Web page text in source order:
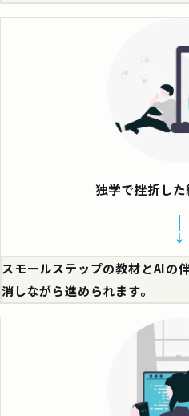
独学で挫折し
スモールステップの教材とAIの
消しながら進められます。